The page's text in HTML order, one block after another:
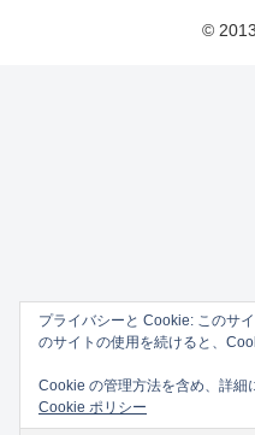
©
プライバシーと Cookie: このサ
のサイトの使用を続けると、
Cookie の管理方法を含め、詳細
Cookie ポリシー